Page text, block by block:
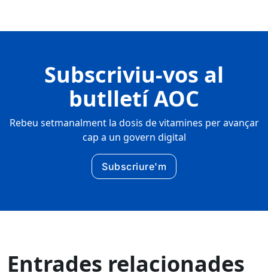
Subscriviu-vos al
butlletí AOC
Rebeu setmanalment la dosis de vitamines per avançar
cap a un govern digital
Subscriure'm
Entrades relacionades